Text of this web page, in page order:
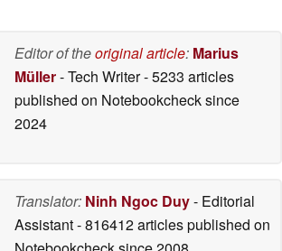
Editor of theoriginal article: Marius
Müller- Tech Writer- 5233 articles
published on Notebookchecksince
2024
Translator: Ninh Ngoc Duy- Editorial
Assistant- 816412 articles published on